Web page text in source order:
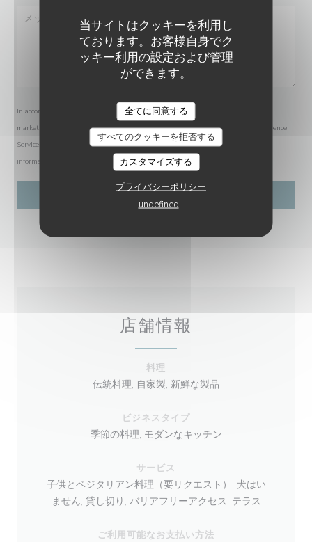
当サイトはクッキーを利用し
ております。お客様自身でク
ッキー利用の設定および管理
ができます。
全てに同意する
すべてのクッキーを拒否する
カスタマイズする
プライバシーポリシー
undefined
In accordance with data protection regulations, you have the right to opt out of
marketing communications. UK residents can register with the Telephone Preference
Service at
tpsonline.org.uk. US residents can register atdonotcall.gov
information about how we process your data, please see our
店舗情報
料理
伝統料理, 自家製, 新鮮な製品
ビジネスタイプ
季節の料理, モダンなキッチン
サービス
子供とベジタリアン料理（要リクエスト）, 犬はい
ません, 貸し切り, バリアフリーアクセス, テラス
ご利用可能なお支払い方法